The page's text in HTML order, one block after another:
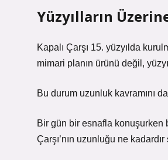
Yüzyılların
Kapalı Çarşı 15. yüzyılda
mimari planın ürünü değil,
Bu durum uzunluk kavramını
Bir gün bir esnafla konuşurken
Çarşı’nın uzunluğu ne